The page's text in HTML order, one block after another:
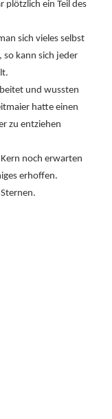
plötzlich ein Teil des
sich vieles selbst
so kann sich jeder
und wussten
hatte einen
zu entziehen
noch erwarten
erhoffen.